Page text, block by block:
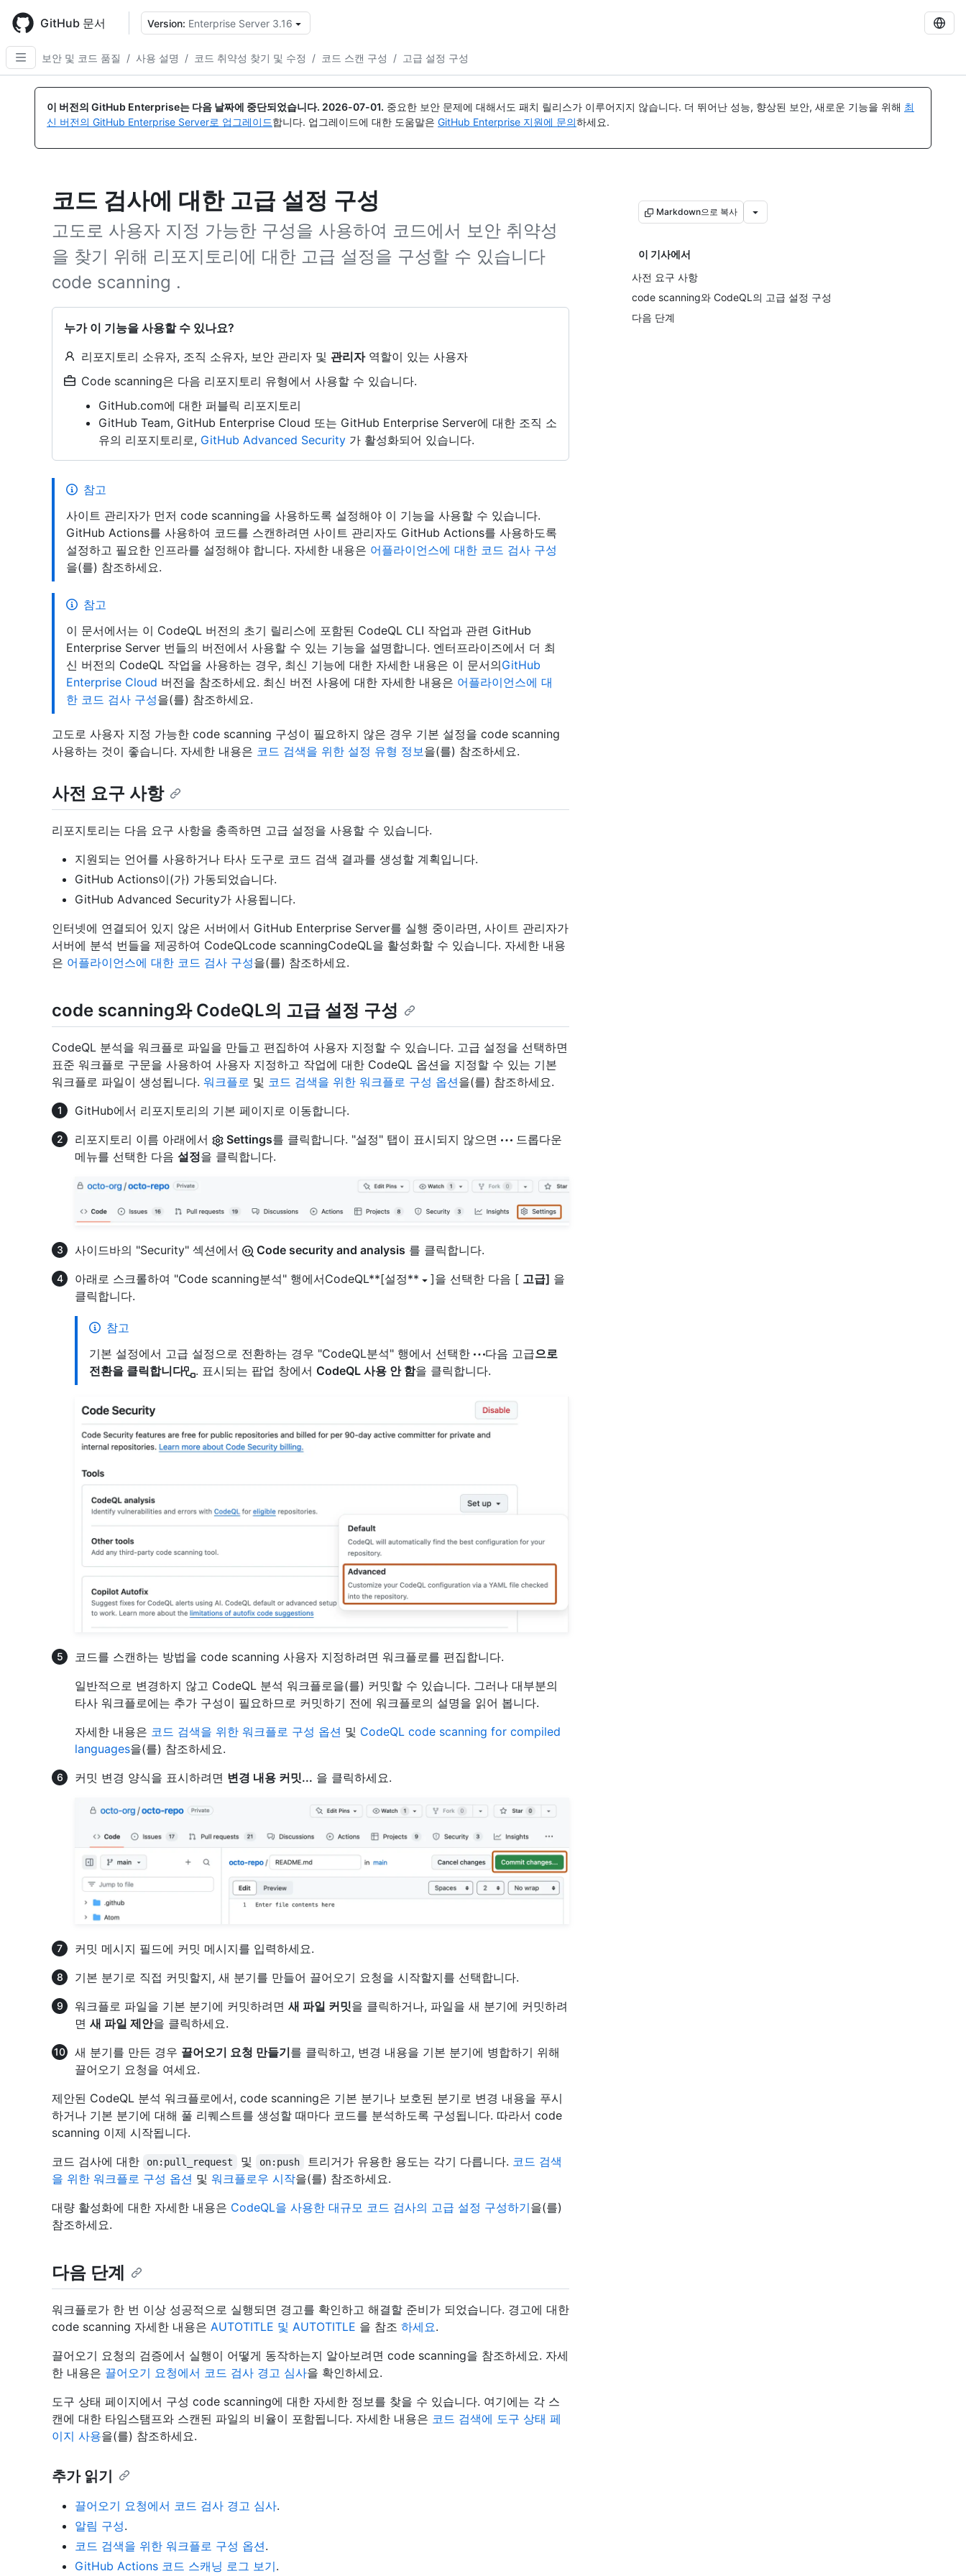
main
content
GitHub 문서 Version: Enterprise Server 3.16
보안 및 코드 품질
/ 사용 설명 / 코드 취약성 찾기 및 수정 / 코드 스캔 구성 / 고급 설정 구성
이 버전의 GitHub Enterprise는 다음 날짜에 중단되었습니다. 2026-07-01. 중요한 보안 문제에 대해서도 패치 릴리스가 이루어지지 않습니다. 더 뛰어난 성능, 향상된 보안, 새로운 기능을 위해 최
신 버전의 GitHub Enterprise Server로 업그레이드합니다. 업그레이드에 대한 도움말은 GitHub Enterprise 지원에 문의하세요.
코드 검사에 대한 고급 설정 구성
고도로 사용자 지정 가능한 구성을 사용하여 코드에서 보안 취약성
을 찾기 위해 리포지토리에 대한 고급 설정을 구성할 수 있습니다
code scanning .
누가 이 기능을 사용할 수 있나요?
리포지토리 소유자, 조직 소유자, 보안 관리자 및 관리자역할이 있는 사용자
Code scanning은 다음 리포지토리 유형에서 사용할 수 있습니다.
GitHub.com에 대한 퍼블릭 리포지토리
GitHub Team, GitHub Enterprise Cloud 또는 GitHub Enterprise Server에 대한 조직 소
유의 리포지토리로, GitHub Advanced Security 가 활성화되어 있습니다.
Markdown으로 복사
이 기사에서
사전 요구 사항
code scanning와 CodeQL의 고급 설정 구성
다음 단계
참고
사이트 관리자가 먼저 code scanning을 사용하도록 설정해야 이 기능을 사용할 수 있습니다.
GitHub Actions를 사용하여 코드를 스캔하려면 사이트 관리자도 GitHub Actions를 사용하도록
설정하고 필요한 인프라를 설정해야 합니다. 자세한 내용은 어플라이언스에 대한 코드 검사 구성
을(를) 참조하세요.
참고
이 문서에서는 이 CodeQL 버전의 초기 릴리스에 포함된 CodeQL CLI 작업과 관련 GitHub
Enterprise Server 번들의 버전에서 사용할 수 있는 기능을 설명합니다. 엔터프라이즈에서 더 최
신 버전의 CodeQL 작업을 사용하는 경우, 최신 기능에 대한 자세한 내용은 이 문서의GitHub
Enterprise Cloud 버전을 참조하세요. 최신 버전 사용에 대한 자세한 내용은 어플라이언스에 대
한 코드 검사 구성을(를) 참조하세요.
고도로 사용자 지정 가능한 code scanning 구성이 필요하지 않은 경우 기본 설정을 code scanning
사용하는 것이 좋습니다. 자세한 내용은 코드 검색을 위한 설정 유형 정보을(를) 참조하세요.
사전 요구 사항
리포지토리는 다음 요구 사항을 충족하면 고급 설정을 사용할 수 있습니다.
지원되는 언어를 사용하거나 타사 도구로 코드 검색 결과를 생성할 계획입니다.
GitHub Actions이(가) 가동되었습니다.
GitHub Advanced Security가 사용됩니다.
인터넷에 연결되어 있지 않은 서버에서 GitHub Enterprise Server를 실행 중이라면, 사이트 관리자가
서버에 분석 번들을 제공하여 CodeQLcode scanningCodeQL을 활성화할 수 있습니다. 자세한 내용
은 어플라이언스에 대한 코드 검사 구성을(를) 참조하세요.
code scanning와 CodeQL의 고급 설정 구성
CodeQL 분석을 워크플로 파일을 만들고 편집하여 사용자 지정할 수 있습니다. 고급 설정을 선택하면
표준 워크플로 구문을 사용하여 사용자 지정하고 작업에 대한 CodeQL 옵션을 지정할 수 있는 기본
워크플로 파일이 생성됩니다. 워크플로 및 코드 검색을 위한 워크플로 구성 옵션을(를) 참조하세요.
GitHub에서 리포지토리의 기본 페이지로 이동합니다.
리포지토리 이름 아래에서
Settings를 클릭합니다. "설정" 탭이 표시되지 않으면
드롭다운
메뉴를 선택한 다음 설정을 클릭합니다.
사이드바의 "Security" 섹션에서 Code security and analysis 를 클릭합니다.
아래로 스크롤하여 "Code scanning분석" 행에서CodeQL**[설정**
]을 선택한 다음 [ 고급] 을
클릭합니다.
참고
기본 설정에서 고급 설정으로 전환하는 경우 "CodeQL분석" 행에서 선택한
다음 고급으로
전환을 클릭합니다
. 표시되는 팝업 창에서 CodeQL 사용 안 함을 클릭합니다.
코드를 스캔하는 방법을 code scanning 사용자 지정하려면 워크플로를 편집합니다.
일반적으로 변경하지 않고 CodeQL 분석 워크플로을(를) 커밋할 수 있습니다. 그러나 대부분의
타사 워크플로에는 추가 구성이 필요하므로 커밋하기 전에 워크플로의 설명을 읽어 봅니다.
자세한 내용은 코드 검색을 위한 워크플로 구성 옵션 및 CodeQL code scanning for compiled
languages을(를) 참조하세요.
커밋 변경 양식을 표시하려면 변경 내용 커밋... 을 클릭하세요.
커밋 메시지 필드에 커밋 메시지를 입력하세요.
기본 분기로 직접 커밋할지, 새 분기를 만들어 끌어오기 요청을 시작할지를 선택합니다.
워크플로 파일을 기본 분기에 커밋하려면 새 파일 커밋을 클릭하거나, 파일을 새 분기에 커밋하려
면 새 파일 제안을 클릭하세요.
새 분기를 만든 경우 끌어오기 요청 만들기를 클릭하고, 변경 내용을 기본 분기에 병합하기 위해
끌어오기 요청을 여세요.
제안된 CodeQL 분석 워크플로에서, code scanning은 기본 분기나 보호된 분기로 변경 내용을 푸시
하거나 기본 분기에 대해 풀 리퀘스트를 생성할 때마다 코드를 분석하도록 구성됩니다. 따라서 code
scanning 이제 시작됩니다.
코드 검사에 대한
on:pull_request 및 on:push 트리거가 유용한 용도는 각기 다릅니다. 코드 검색
을 위한 워크플로 구성 옵션 및 워크플로우 시작을(를) 참조하세요.
대량 활성화에 대한 자세한 내용은 CodeQL을 사용한 대규모 코드 검사의 고급 설정 구성하기을(를)
참조하세요.
다음 단계
워크플로가 한 번 이상 성공적으로 실행되면 경고를 확인하고 해결할 준비가 되었습니다. 경고에 대한
code scanning 자세한 내용은 AUTOTITLE 및 AUTOTITLE 을 참조 하세요.
끌어오기 요청의 검증에서 실행이 어떻게 동작하는지 알아보려면 code scanning을 참조하세요. 자세
한 내용은 끌어오기 요청에서 코드 검사 경고 심사을 확인하세요.
도구 상태 페이지에서 구성 code scanning에 대한 자세한 정보를 찾을 수 있습니다. 여기에는 각 스
캔에 대한 타임스탬프와 스캔된 파일의 비율이 포함됩니다. 자세한 내용은 코드 검색에 도구 상태 페
이지 사용을(를) 참조하세요.
추가 읽기
끌어오기 요청에서 코드 검사 경고 심사.
알림 구성.
코드 검색을 위한 워크플로 구성 옵션.
GitHub Actions 코드 스캐닝 로그 보기.